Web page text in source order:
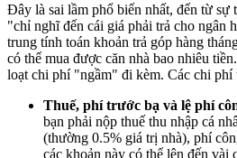
Đây là sai lầm phổ biến nhất, đến từ sự
"chỉ nghĩ đến cái giá phải trả cho ngân
trung tính toán khoản trả góp hàng
có thể mua được căn nhà bao nhiêu
loạt chi phí "ngầm" đi kèm. Các chi phí
Thuế, phí trước bạ và lệ phí
bạn phải nộp thuế thu nhập cá
(thường 0.5% giá trị nhà), phí
các khoản này có thể lên đến vài